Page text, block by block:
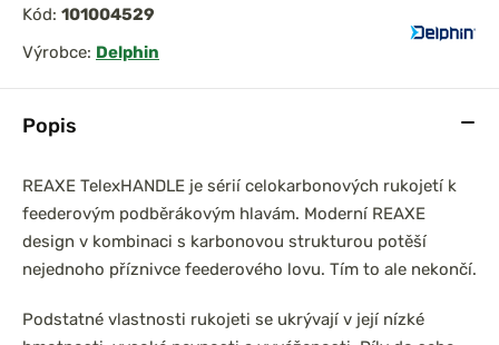
Popis
REAXE TelexHANDLE je sérií celokarbonových rukojetí k
feederovým podběrákovým hlavám. Moderní REAXE
design v kombinaci s karbonovou strukturou potěší
nejednoho příznivce feederového lovu. Tím to ale nekončí.
Podstatné vlastnosti rukojeti se ukrývají v její nízké
Kód: 101004529
Výrobce: Delphin